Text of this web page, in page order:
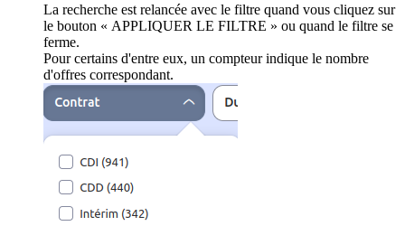
La recherche est relancée avec le filtre quand vous cliquez sur
le bouton « APPLIQUER LE FILTRE » ou quand le filtre se
ferme.
Pour certains d'entre eux, un compteur indique le nombre
d'offres correspondant.